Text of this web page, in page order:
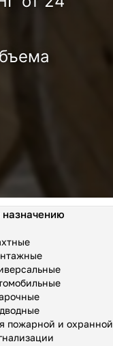
назначению
пожарной и охранной